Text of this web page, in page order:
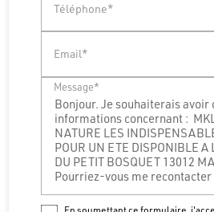
Téléphone*
Email*
Message*